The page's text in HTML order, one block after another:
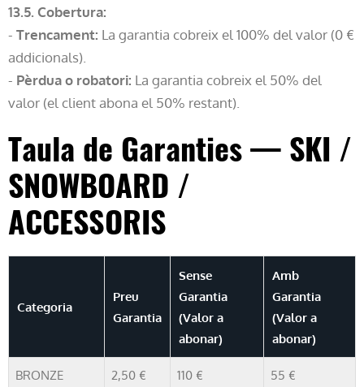
13.5. Cobertura:
- Trencament: La garantia cobreix el 100% del valor (0 €
addicionals).
- Pèrdua o robatori: La garantia cobreix el 50% del
valor (el client abona el 50% restant).
Taula de Garanties — SKI /
SNOWBOARD /
ACCESSORIS
Categoria
Preu
Garantia
Sense
Garantia
(Valor a
abonar)
Amb
Garantia
(Valor a
abonar)
BRONZE 2,50 € 110 € 55 €